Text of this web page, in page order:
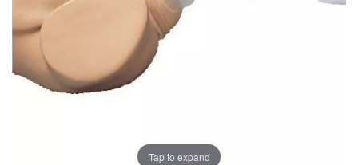
Tap to expand